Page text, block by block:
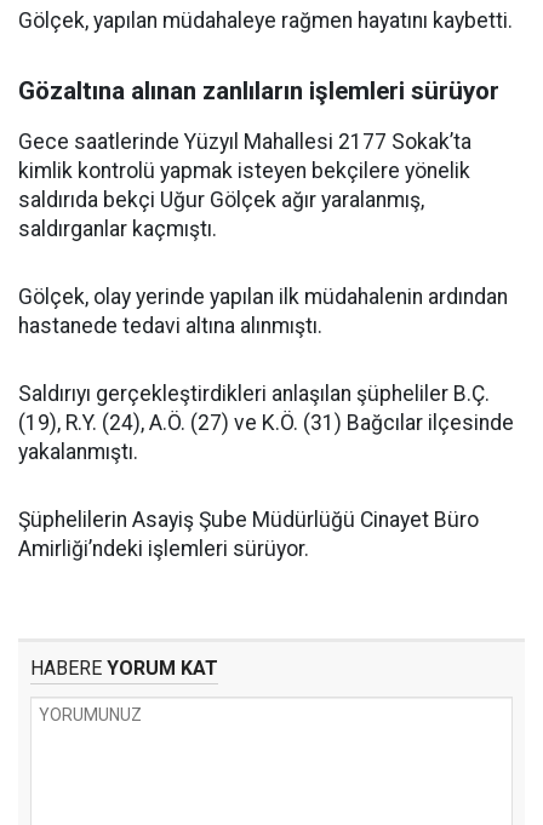
Gölçek, yapılan müdahaleye rağmen hayatını kaybetti.
Gözaltına alınan zanlıların işlemleri sürüyor
Gece saatlerinde Yüzyıl Mahallesi 2177 Sokak’ta
kimlik kontrolü yapmak isteyen bekçilere yönelik
saldırıda bekçi Uğur Gölçek ağır yaralanmış,
saldırganlar kaçmıştı.
Gölçek, olay yerinde yapılan ilk müdahalenin ardından
hastanede tedavi altına alınmıştı.
Saldırıyı gerçekleştirdikleri anlaşılan şüpheliler B.Ç.
(19), R.Y. (24), A.Ö. (27) ve K.Ö. (31) Bağcılar ilçesinde
yakalanmıştı.
Şüphelilerin Asayiş Şube Müdürlüğü Cinayet Büro
Amirliği’ndeki işlemleri sürüyor.
HABERE YORUM KAT